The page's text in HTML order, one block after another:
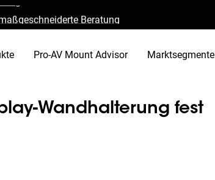
Beratung
und Lieferung
Pro-AV Mount Advisor Marktsegmente
Wandhalterung fest